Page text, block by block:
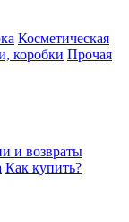
Косметическая
коробки Прочая
и возвраты
Как купить?